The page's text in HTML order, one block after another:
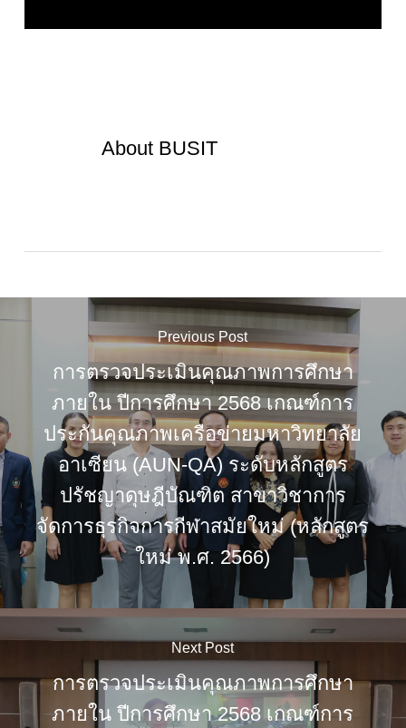
AboutBUSIT
Previous Post
การตรวจประเมินคุณภาพการศึกษา
ภายใน ปีการศึกษา 2568 เกณฑ์การ
ประกันคุณภาพเครือข่ายมหาวิทยาลัย
อาเซียน (AUN-QA) ระดับหลักสูตร
ปรัชญาดุษฎีบัณฑิต สาขาวิชาการ
จัดการธุรกิจการกีฬาสมัยใหม่ (หลักสูตร
ใหม่ พ.ศ. 2566)
Next Post
การตรวจประเมินคุณภาพการศึกษา
ภายใน ปีการศึกษา 2568 เกณฑ์การ